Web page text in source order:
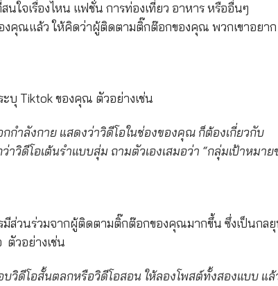
เรื่องไหน แฟชั่น การท่องเที่ยว อาหาร หรืออื่นๆ
ณแล้ว ให้คิดว่าผู้ติดตามติ๊กต๊อกของคุณ พวกเขาอยาก
ะบุ Tiktok ของคุณ ตัวอย่างเช่น
ำลังกาย แสดงว่าวิดีโอในช่องของคุณ ก็ต้องเกี่ยวกับ
าวิดีโอเต้นรำแบบสุ่ม ถามตัวเองเสมอว่า “กลุ่มเป้าหมาย
มีส่วนร่วมจากผู้ติดตามติ๊กต๊อกของคุณมากขึ้น ซึ่งเป็นกล
ตัวอย่างเช่น
วิดีโอสั้นตลกหรือวิดีโอสอน ให้ลองโพสต์ทั้งสองแบบ แล้